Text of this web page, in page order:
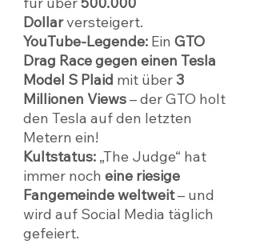
Dollar versteigert.
YouTube-Legende: Ein GTO
Drag Race gegen einen Tesla
Model S Plaid mit über 3
Millionen Views – der GTO holt
den Tesla auf den letzten
Metern ein!
Kultstatus: „The Judge“ hat
immer noch eine riesige
Fangemeinde weltweit – und
wird auf Social Media täglich
gefeiert.